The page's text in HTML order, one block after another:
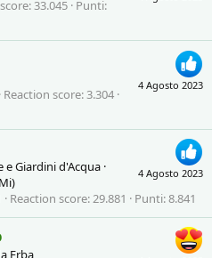
33.045 Punti
4 Agosto 2023
Reaction score 3.304
4 Agosto 2023
e Giardini d'Acqua ·
Reaction score 29.881 Punti 8.841
Erba